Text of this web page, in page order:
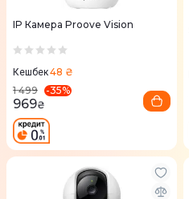
IP Камера Proove Vision
Кешбек48 ₴
1 499
-35%
969₴